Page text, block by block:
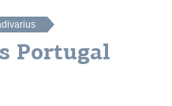
Portugal